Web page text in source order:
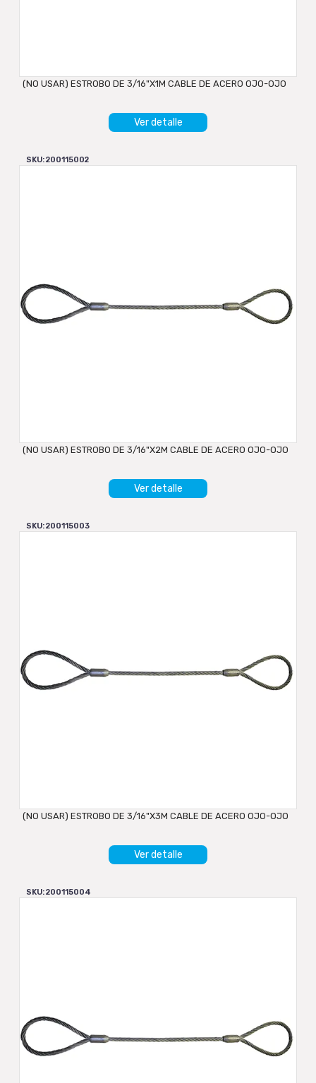
(NO USAR) ESTROBO DE 3/16"X1M CABLE DE ACERO OJO-OJO
Ver detalle
SKU: 200115002
(NO USAR) ESTROBO DE 3/16"X2M CABLE DE ACERO OJO-OJO
Ver detalle
SKU: 200115003
(NO USAR) ESTROBO DE 3/16"X3M CABLE DE ACERO OJO-OJO
Ver detalle
SKU: 200115004